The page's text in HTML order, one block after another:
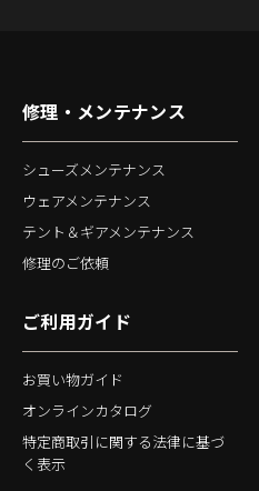
修理・メンテナンス
シューズメンテナンス
ウェアメンテナンス
テント＆ギアメンテナンス
修理のご依頼
ご利用ガイド
お買い物ガイド
オンラインカタログ
特定商取引に関する法律に基づ
く表示